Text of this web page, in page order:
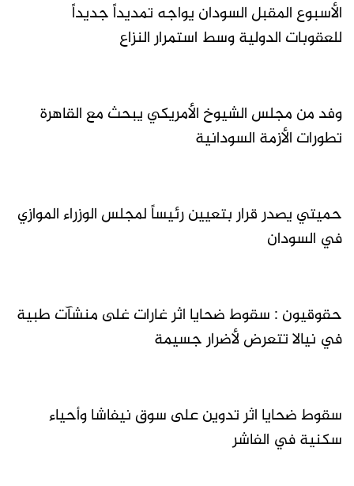
الأسبوع المقبل السودان يواجه تمديداً جديداً
للعقوبات الدولية وسط استمرار النزاع
وفد من مجلس الشيوخ الأمريكي يبحث مع القاهرة
تطورات الأزمة السودانية
‏حميتي يصدر قرار بتعيين رئيساً لمجلس الوزراء الموازي
في السودان
حقوقيون : سقوط ضحايا اثر غارات غلى منشآت طبية
في نيالا تتعرض لأضرار جسيمة
سقوط ضحايا اثر تدوين على سوق نيفاشا وأحياء
سكنية في الفاشر